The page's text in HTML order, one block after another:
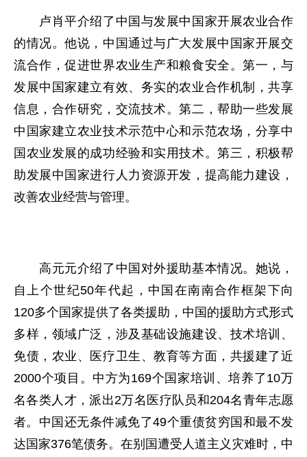
卢肖平介绍了中国与发展中国家开展农业合作
的情况。他说，中国通过与广大发展中国家开展交
流合作，促进世界农业生产和粮食安全。第一，与
发展中国家建立有效、务实的农业合作机制，共享
信息，合作研究，交流技术。第二，帮助一些发展
中国家建立农业技术示范中心和示范农场，分享中
国农业发展的成功经验和实用技术。第三，积极帮
助发展中国家进行人力资源开发，提高能力建设，
改善农业经营与管理。
高元元介绍了中国对外援助基本情况。她说，
自上个世纪50年代起，中国在南南合作框架下向
120多个国家提供了各类援助，中国的援助方式形式
多样，领域广泛，涉及基础设施建设、技术培训、
免债，农业、医疗卫生、教育等方面，共援建了近
2000个项目。中方为169个国家培训、培养了10万
名各类人才，派出2万名医疗队员和204名青年志愿
者。中国还无条件减免了49个重债贫穷国和最不发
达国家376笔债务。在别国遭受人道主义灾难时，中